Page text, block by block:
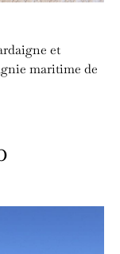
et
maritime de